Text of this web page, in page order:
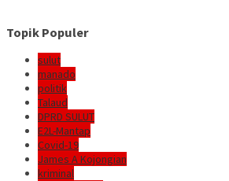
Topik Populer
sulut
manado
politik
Talaud
DPRD SULUT
E2L-Mantap
Covid-19
James A Kojongian
kriminal